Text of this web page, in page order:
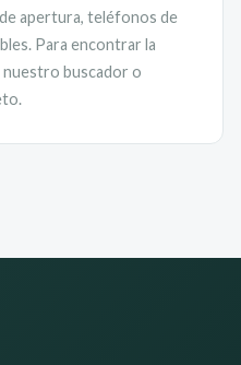
apertura, teléfonos de
Para encontrar la
nuestro buscador o